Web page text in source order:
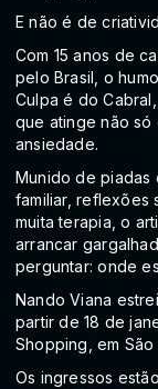
E não é de
Com 15 anos de
pelo Brasil, o
Culpa é do
que atinge não só
ansiedade.
Munido de piadas
familiar, reflexões
muita terapia, o
arrancar
perguntar: onde
Nando Viana
partir de 18 de
Shopping, em São
Os ingressos